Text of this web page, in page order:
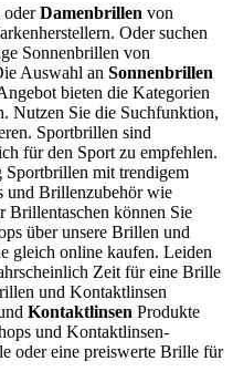
oderDamenbrillen von
Oder suchen
Sonnenbrillen von
Auswahl an Sonnenbrillen
bieten die Kategorien
Nutzen Sie die Suchfunktion,
Sportbrillen sind
für den Sport zu empfehlen.
Sportbrillen mit trendigem
und Brillenzubehör wie
Brillentaschen können Sie
über unsere Brillen und
gleich online kaufen. Leiden
Zeit für eine Brille
und Kontaktlinsen
Kontaktlinsen Produkte
und Kontaktlinsen-
oder eine preiswerte Brille für